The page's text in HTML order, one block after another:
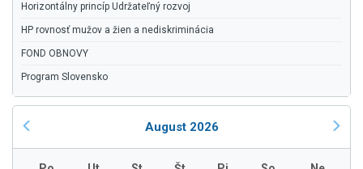
Horizontálny princíp Udržateľný rozvoj
HP rovnosť mužov a žien a nediskriminácia
FOND OBNOVY
Program Slovensko
August 2026